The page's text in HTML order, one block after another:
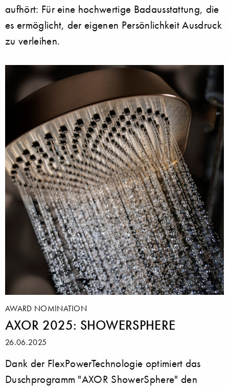
aufhört: Für eine hochwertige Badausstattung, die
es ermöglicht, der eigenen Persönlichkeit Ausdruck
zu verleihen.
AWARD NOMINATION
AXOR 2025: SHOWERSPHERE
26.06.2025
Dank der FlexPowerTechnologie optimiert das
Duschprogramm "AXOR ShowerSphere" den